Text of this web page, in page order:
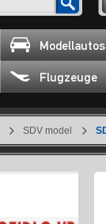
Modellautos
Flugzeuge
SDV model